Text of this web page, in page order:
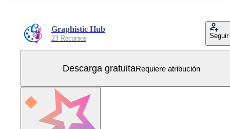
Graphistic Hub
23 Recursos Seguir
Descarga gratuitaRequiere atribución